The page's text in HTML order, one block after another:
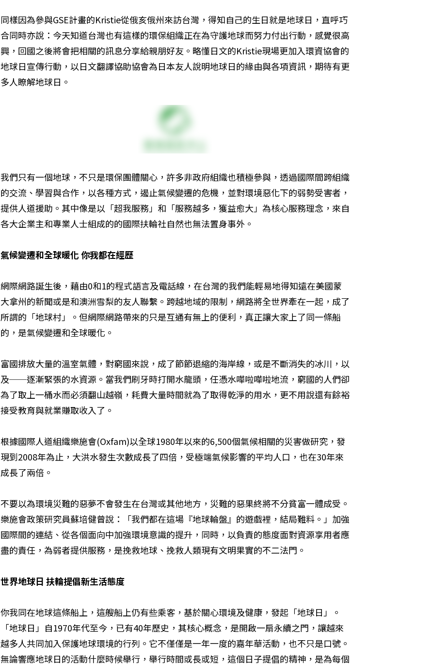
同樣因為參與GSE計畫的Kristie從俄亥俄州來訪台灣，得知自己的生日就是地球日，直呼巧
合同時亦說：今天知道台灣也有這樣的環保組織正在為守護地球而努力付出行動，感覺很高
興，回國之後將會把相關的訊息分享給親朋好友。略懂日文的Kristie現場更加入環資協會的
地球日宣傳行動，以日文翻譯協助協會為日本友人說明地球日的緣由與各項資訊，期待有更
多人瞭解地球日。
我們只有一個地球，不只是環保團體關心，許多非政府組織也積極參與，透過國際間跨組織
的交流、學習與合作，以各種方式，遏止氣候變遷的危機，並對環境惡化下的弱勢受害者，
提供人道援助。其中像是以「超我服務」和「服務越多，獲益愈大」為核心服務理念，來自
各大企業主和專業人士組成的的國際扶輪社自然也無法置身事外。
氣候變遷和全球暖化 你我都在經歷
網際網路誕生後，藉由0和1的程式語言及電話線，在台灣的我們能輕易地得知遠在美國蒙
大拿州的新聞或是和澳洲雪梨的友人聯繫。跨越地域的限制，網路將全世界牽在一起，成了
所謂的「地球村」。但網際網路帶來的只是互通有無上的便利，真正讓大家上了同一條船
的，是氣候變遷和全球暖化。
富國排放大量的溫室氣體，對窮國來說，成了節節退縮的海岸線，或是不斷消失的冰川，以
及──逐漸緊張的水資源。當我們刷牙時打開水龍頭，任憑水嘩啦嘩啦地流，窮國的人們卻
為了取上一桶水而必須翻山越嶺，耗費大量時間就為了取得乾淨的用水，更不用說還有餘裕
接受教育與就業賺取收入了。
根據國際人道組織樂施會(Oxfam)以全球1980年以來的6,500個氣候相關的災害做研究，發
現到2008年為止，大洪水發生次數成長了四倍，受極端氣候影響的平均人口，也在30年來
成長了兩倍。
不要以為環境災難的惡夢不會發生在台灣或其他地方，災難的惡果終將不分貧富一體成受。
樂施會政策研究員蘇培健曾說：「我們都在這場『地球輪盤』的遊戲裡，結局難料。」加強
國際間的連結、從各個面向中加強環境意識的提升，同時，以負責的態度面對資源享用者應
盡的責任，為弱者提供服務，是挽救地球、挽救人類現有文明果實的不二法門。
世界地球日 扶輪提倡新生活態度
你我同在地球這條船上，這艘船上仍有些乘客，基於關心環境及健康，發起「地球日」。
「地球日」自1970年代至今，已有40年歷史，其核心概念，是開啟一扇永續之門，讓越來
越多人共同加入保護地球環境的行列。它不僅僅是一年一度的嘉年華活動，也不只是口號。
無論響應地球日的活動什麼時候舉行，舉行時間或長或短，這個日子提倡的精神，是為每個